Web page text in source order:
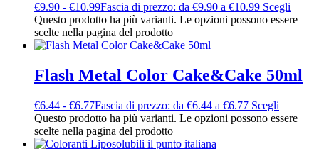
€9.90 - €10.99Fascia di prezzo: da €9.90 a €10.99 Scegli
Questo prodotto ha più varianti. Le opzioni possono essere
scelte nella pagina del prodotto
Flash Metal Color Cake&Cake 50ml
€6.44 - €6.77Fascia di prezzo: da €6.44 a €6.77 Scegli
Questo prodotto ha più varianti. Le opzioni possono essere
scelte nella pagina del prodotto